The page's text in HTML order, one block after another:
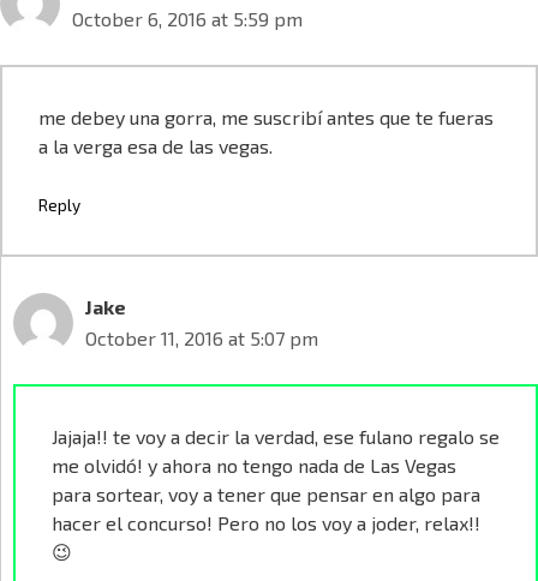
October 6, 2016 at 5:59 pm
me debey una gorra, me suscribí antes que te fueras
a la verga esa de las vegas.
Reply
Jake
October 11, 2016 at 5:07 pm
Jajaja!! te voy a decir la verdad, ese fulano regalo se
me olvidó! y ahora no tengo nada de Las Vegas
para sortear, voy a tener que pensar en algo para
hacer el concurso! Pero no los voy a joder, relax!!
😉